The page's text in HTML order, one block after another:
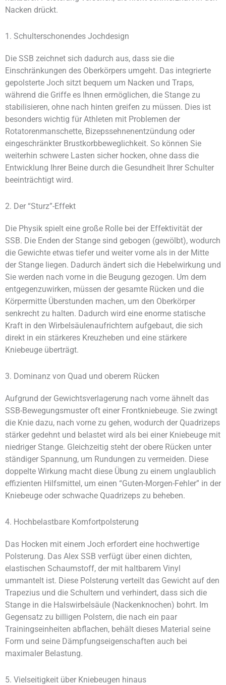
Nacken drückt.
1. Schulterschonendes Jochdesign
Die SSB zeichnet sich dadurch aus, dass sie die
Einschränkungen des Oberkörpers umgeht. Das integrierte
gepolsterte Joch sitzt bequem um Nacken und Traps,
während die Griffe es Ihnen ermöglichen, die Stange zu
stabilisieren, ohne nach hinten greifen zu müssen. Dies ist
besonders wichtig für Athleten mit Problemen der
Rotatorenmanschette, Bizepssehnenentzündung oder
eingeschränkter Brustkorbbeweglichkeit. So können Sie
weiterhin schwere Lasten sicher hocken, ohne dass die
Entwicklung Ihrer Beine durch die Gesundheit Ihrer Schulter
beeinträchtigt wird.
2. Der “Sturz”-Effekt
Die Physik spielt eine große Rolle bei der Effektivität der
SSB. Die Enden der Stange sind gebogen (gewölbt), wodurch
die Gewichte etwas tiefer und weiter vorne als in der Mitte
der Stange liegen. Dadurch ändert sich die Hebelwirkung und
Sie werden nach vorne in die Beugung gezogen. Um dem
entgegenzuwirken, müssen der gesamte Rücken und die
Körpermitte Überstunden machen, um den Oberkörper
senkrecht zu halten. Dadurch wird eine enorme statische
Kraft in den Wirbelsäulenaufrichtern aufgebaut, die sich
direkt in ein stärkeres Kreuzheben und eine stärkere
Kniebeuge überträgt.
3. Dominanz von Quad und oberem Rücken
Aufgrund der Gewichtsverlagerung nach vorne ähnelt das
SSB-Bewegungsmuster oft einer Frontkniebeuge. Sie zwingt
die Knie dazu, nach vorne zu gehen, wodurch der Quadrizeps
stärker gedehnt und belastet wird als bei einer Kniebeuge mit
niedriger Stange. Gleichzeitig steht der obere Rücken unter
ständiger Spannung, um Rundungen zu vermeiden. Diese
doppelte Wirkung macht diese Übung zu einem unglaublich
effizienten Hilfsmittel, um einen “Guten-Morgen-Fehler” in der
Kniebeuge oder schwache Quadrizeps zu beheben.
4. Hochbelastbare Komfortpolsterung
Das Hocken mit einem Joch erfordert eine hochwertige
Polsterung. Das Alex SSB verfügt über einen dichten,
elastischen Schaumstoff, der mit haltbarem Vinyl
ummantelt ist. Diese Polsterung verteilt das Gewicht auf den
Trapezius und die Schultern und verhindert, dass sich die
Stange in die Halswirbelsäule (Nackenknochen) bohrt. Im
Gegensatz zu billigen Polstern, die nach ein paar
Trainingseinheiten abflachen, behält dieses Material seine
Form und seine Dämpfungseigenschaften auch bei
maximaler Belastung.
5. Vielseitigkeit über Kniebeugen hinaus